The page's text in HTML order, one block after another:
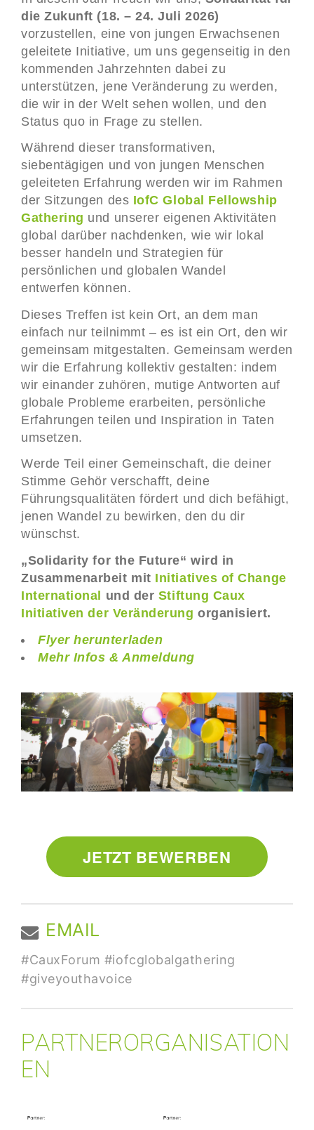
die Zukunft (18. – 24. Juli 2026)
vorzustellen, eine von jungen Erwachsenen
geleitete Initiative, um uns gegenseitig in den
kommenden Jahrzehnten dabei zu
unterstützen, jene Veränderung zu werden,
die wir in der Welt sehen wollen, und den
Status quo in Frage zu stellen.
Während dieser transformativen,
siebentägigen und von jungen Menschen
geleiteten Erfahrung werden wir im Rahmen
der Sitzungen des IofC Global Fellowship
Gathering und unserer eigenen Aktivitäten
global darüber nachdenken, wie wir lokal
besser handeln und Strategien für
persönlichen und globalen Wandel
entwerfen können.
Dieses Treffen ist kein Ort, an dem man
einfach nur teilnimmt – es ist ein Ort, den wir
gemeinsam mitgestalten. Gemeinsam werden
wir die Erfahrung kollektiv gestalten: indem
wir einander zuhören, mutige Antworten auf
globale Probleme erarbeiten, persönliche
Erfahrungen teilen und Inspiration in Taten
umsetzen.
Werde Teil einer Gemeinschaft, die deiner
Stimme Gehör verschafft, deine
Führungsqualitäten fördert und dich befähigt,
jenen Wandel zu bewirken, den du dir
wünschst.
„Solidarity for the Future“ wird in
Zusammenarbeit mit Initiatives of Change
International und der Stiftung Caux
Initiativen der Veränderung organisiert.
Flyer herunterladen
Mehr Infos & Anmeldung
JETZT BEWERBEN
EMAIL
#CauxForum #iofcglobalgathering
#giveyouthavoice
PARTNERORGANISATION
EN